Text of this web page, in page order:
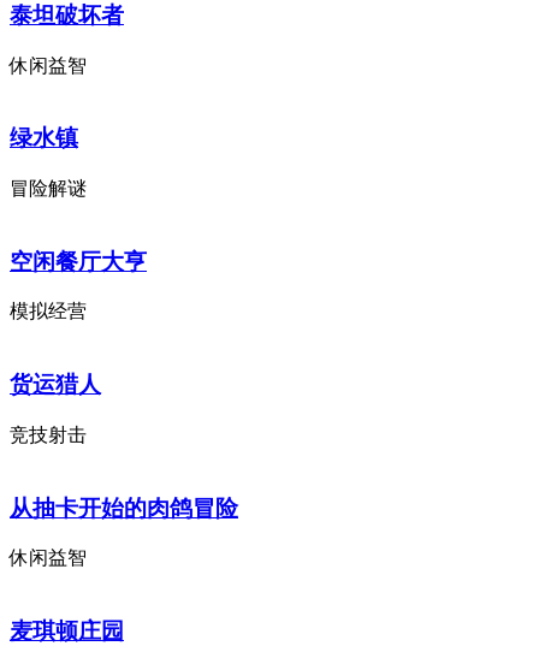
泰坦破坏者
休闲益智
绿水镇
冒险解谜
空闲餐厅大亨
模拟经营
货运猎人
竞技射击
从抽卡开始的肉鸽冒险
休闲益智
麦琪顿庄园